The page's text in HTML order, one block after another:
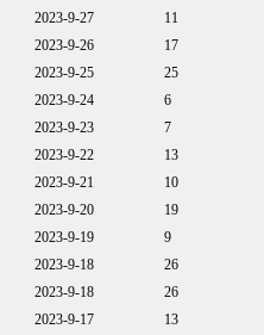
2023-9-27
11
2023-9-26
17
2023-9-25
25
2023-9-24
6
2023-9-23
7
2023-9-22
13
2023-9-21
10
2023-9-20
19
2023-9-19
9
2023-9-18
26
2023-9-18
26
2023-9-17
13